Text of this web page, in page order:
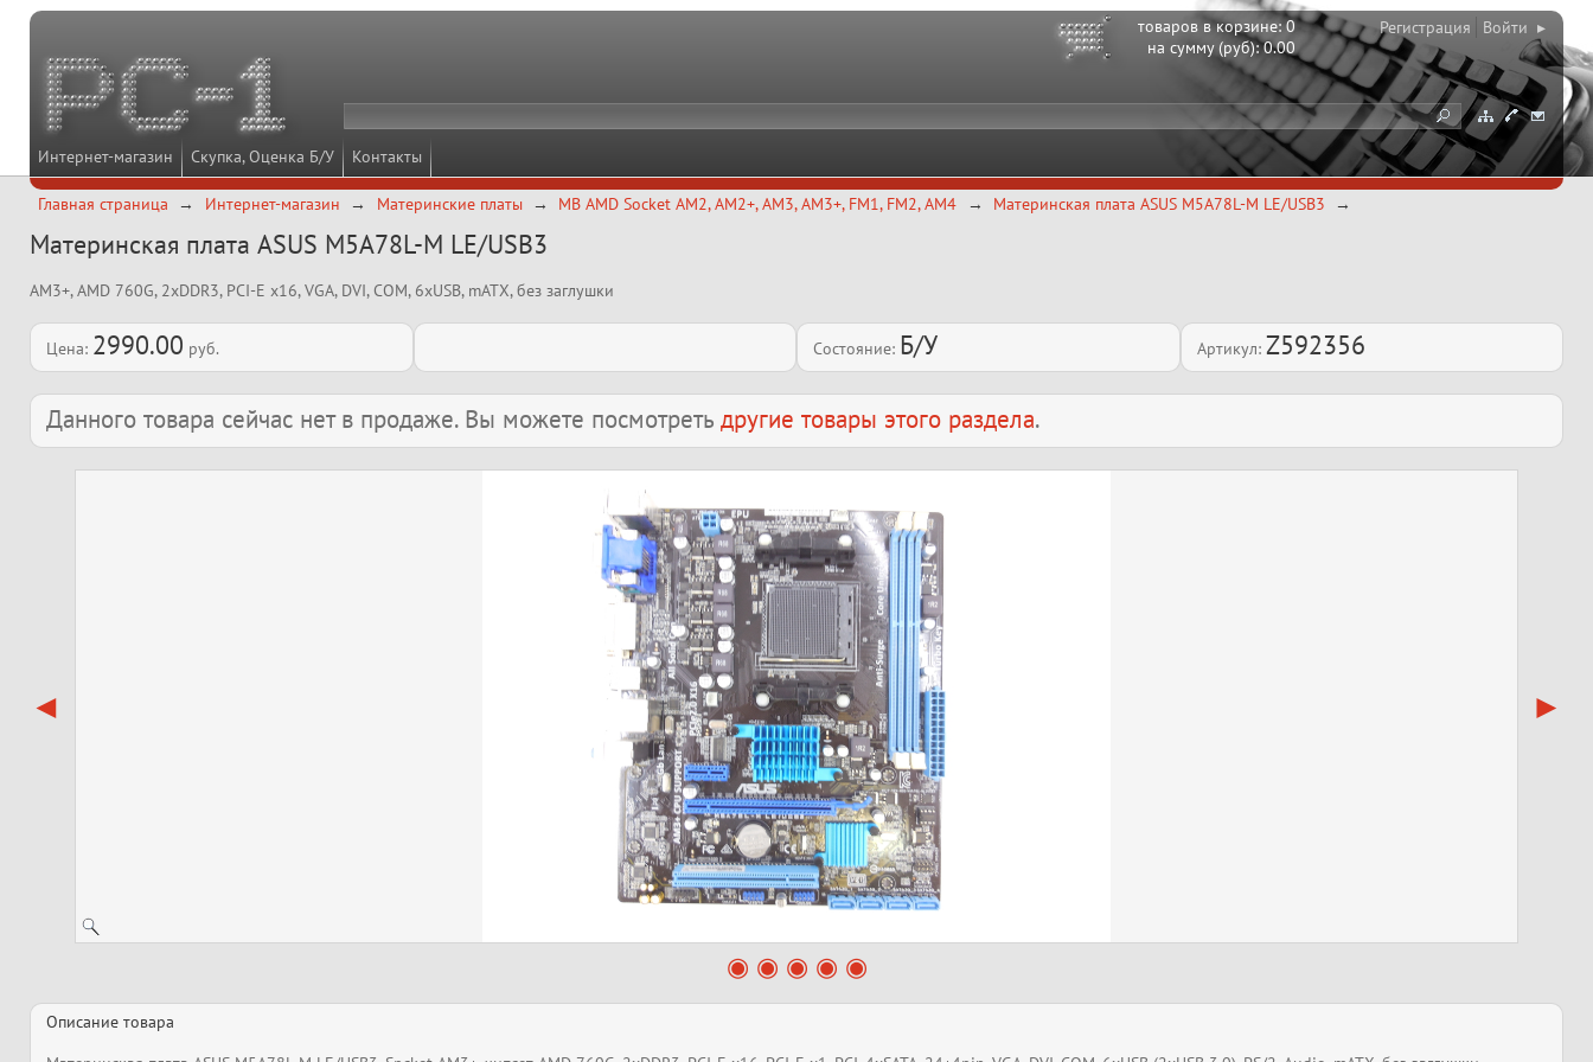
Интернет-магазин Скупка, Оценка Б/У Контакты
товаров в корзине:0
на сумму (руб):0.00
Регистрация Войти ▸
Главная страница Интернет-магазин Материнские платы MB AMD Socket AM2, AM2+, AM3, AM3+, FM1, FM2, AM4 Материнская плата ASUS M5A78L-M LE/USB3
Материнская плата ASUS M5A78L-M LE/USB3
AM3+, AMD 760G, 2xDDR3, PCI-E x16, VGA, DVI, COM, 6xUSB, mATX, без заглушки
Цена: 2990.00 руб. Состояние: Б/У Артикул: Z592356
Данного товара сейчас нет в продаже. Вы можете посмотреть другие товары этого раздела.
Описание товара